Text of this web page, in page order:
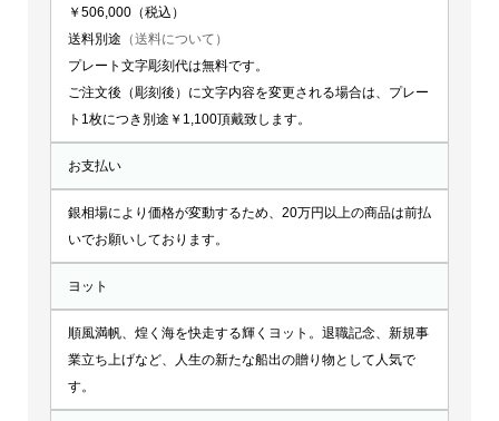
￥506,000（税込）
送料別途 （送料について）
プレート文字彫刻代は無料です。
ご注文後（彫刻後）に文字内容を変更される場合は、プレー
ト1枚につき別途￥1,100頂戴致します。
お支払い
銀相場により価格が変動するため、20万円以上の商品は前払
いでお願いしております。
ヨット
順風満帆、煌く海を快走する輝くヨット。退職記念、新規事
業立ち上げなど、人生の新たな船出の贈り物として人気で
す。